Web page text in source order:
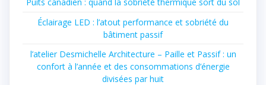
Puits canadien : quand la sobriété thermique sort du sol
Éclairage LED : l’atout performance et sobriété du
bâtiment passif
l’atelier Desmichelle Architecture – Paille et Passif : un
confort à l’année et des consommations d’énergie
divisées par huit